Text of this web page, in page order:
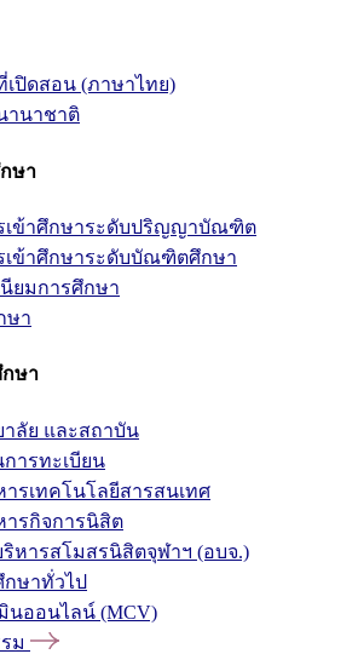
ปิดสอน (ภาษาไทย)
านาชาติ
ษา
เข้าศึกษาระดับปริญญาบัณฑิต
เข้าศึกษาระดับบัณฑิตศึกษา
ยมการศึกษา
ษา
ษา
ลัย และสถาบัน
ารทะเบียน
รเทคโนโลยีสารสนเทศ
ารกิจการนิสิต
หารสโมสรนิสิตจุฬาฯ (อบจ.)
ษาทั่วไป
นออนไลน์ (MCV)
ม